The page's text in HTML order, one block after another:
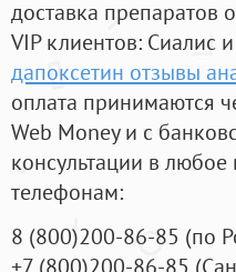
доставка препаратов
VIP клиентов: Сиалис
дапоксетин отзывы
оплата принимаются
Web Money и с
консультации в
телефонам:
8 (800)200-86-85 (по